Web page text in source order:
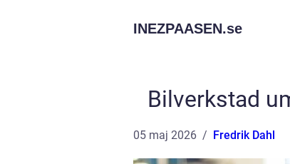
INEZPAASEN.se
Bilverkstad
05 maj 2026 Fredrik Dahl